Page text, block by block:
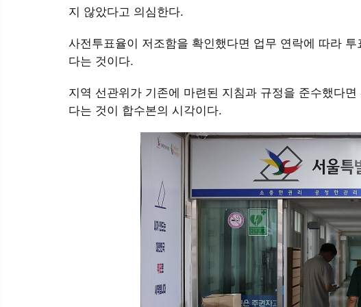
지 않았다고 의심한다.
사전투표율이 저조함을 확인했다면 업무 연락에 따라
다는 것이다.
지역 선관위가 기존에 마련된 지침과 규정을 준수했다
다는 것이 합수본의 시각이다.